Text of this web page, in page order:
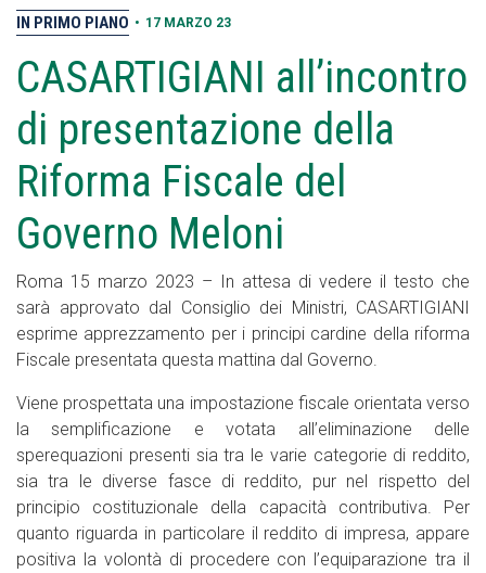
IN PRIMO PIANO • 17 MARZO 23
CASARTIGIANI all’incontro
di presentazione della
Riforma Fiscale del
Governo Meloni
Roma 15 marzo 2023 – In attesa di vedere il testo che
sarà approvato dal Consiglio dei Ministri, CASARTIGIANI
esprime apprezzamento per i principi cardine della riforma
Fiscale presentata questa mattina dal Governo.
Viene prospettata una impostazione fiscale orientata verso
la semplificazione e votata all’eliminazione delle
sperequazioni presenti sia tra le varie categorie di reddito,
sia tra le diverse fasce di reddito, pur nel rispetto del
principio costituzionale della capacità contributiva. Per
quanto riguarda in particolare il reddito di impresa, appare
positiva la volontà di procedere con l’equiparazione tra il